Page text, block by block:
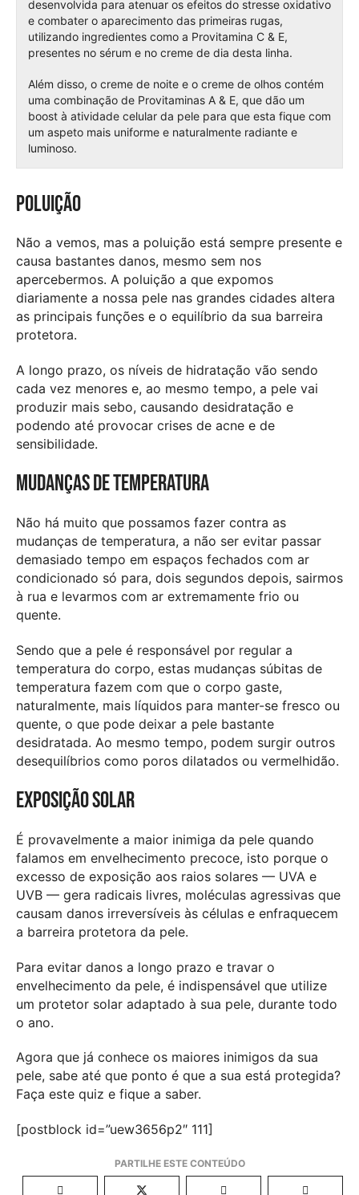
desenvolvida para atenuar os efeitos do stresse oxidativo
e combater o aparecimento das primeiras rugas,
utilizando ingredientes como a Provitamina C & E,
presentes no sérum e no creme de dia desta linha.
Além disso, o creme de noite e o creme de olhos contém
uma combinação de Provitaminas A & E, que dão um
boost à atividade celular da pele para que esta fique com
um aspeto mais uniforme e naturalmente radiante e
luminoso.
Poluição
Não a vemos, mas a poluição está sempre presente e
causa bastantes danos, mesmo sem nos
apercebermos. A poluição a que expomos
diariamente a nossa pele nas grandes cidades altera
as principais funções e o equilíbrio da sua barreira
protetora.
A longo prazo, os níveis de hidratação vão sendo
cada vez menores e, ao mesmo tempo, a pele vai
produzir mais sebo, causando desidratação e
podendo até provocar crises de acne e de
sensibilidade.
Mudanças de temperatura
Não há muito que possamos fazer contra as
mudanças de temperatura, a não ser evitar passar
demasiado tempo em espaços fechados com ar
condicionado só para, dois segundos depois, sairmos
à rua e levarmos com ar extremamente frio ou
quente.
Sendo que a pele é responsável por regular a
temperatura do corpo, estas mudanças súbitas de
temperatura fazem com que o corpo gaste,
naturalmente, mais líquidos para manter-se fresco ou
quente, o que pode deixar a pele bastante
desidratada. Ao mesmo tempo, podem surgir outros
desequilíbrios como poros dilatados ou vermelhidão.
Exposição solar
É provavelmente a maior inimiga da pele quando
falamos em envelhecimento precoce, isto porque o
excesso de exposição aos raios solares — UVA e
UVB — gera radicais livres, moléculas agressivas que
causam danos irreversíveis às células e enfraquecem
a barreira protetora da pele.
Para evitar danos a longo prazo e travar o
envelhecimento da pele, é indispensável que utilize
um protetor solar adaptado à sua pele, durante todo
o ano.
Agora que já conhece os maiores inimigos da sua
pele, sabe até que ponto é que a sua está protegida?
Faça este quiz e fique a saber.
[postblock id=”uew3656p2″ 111]